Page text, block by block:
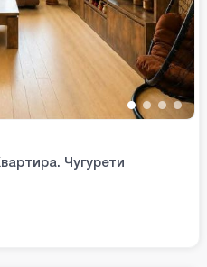
•• ••
Чугурети